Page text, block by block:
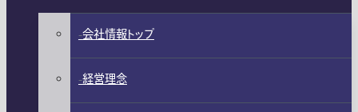
会社情報トップ
経営理念